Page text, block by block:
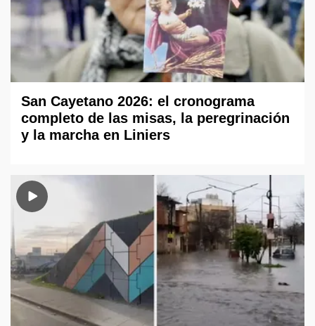
San Cayetano 2026: el cronograma
completo de las misas, la peregrinación
y la marcha en Liniers